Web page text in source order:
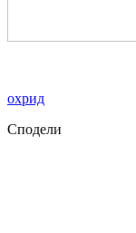
охрид
Сподели